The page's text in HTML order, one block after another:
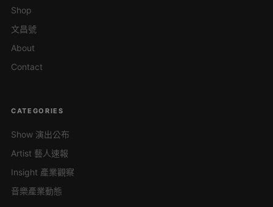
Shop
文昌號
About
Contact
CATEGORIES
Show 演出公布
Artist 藝人速報
Insight 產業觀察
音樂產業動態